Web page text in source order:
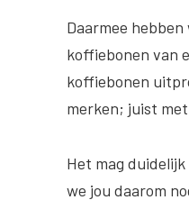
Daarmee
koffiebonen van
koffiebonen
merken; juist
Het mag
we jou daarom